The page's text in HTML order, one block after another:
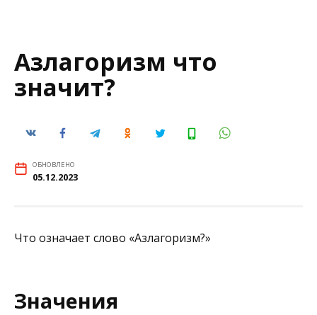
Азлагоризм что
значит?
ОБНОВЛЕНО
05.12.2023
Что означает слово «Азлагоризм?»
Значения